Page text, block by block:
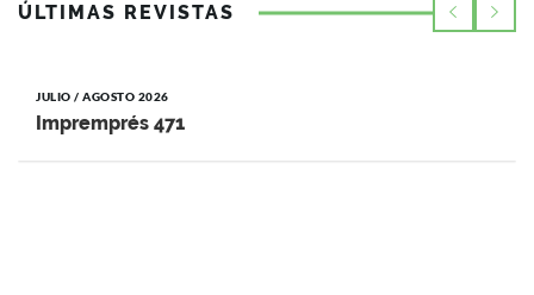
ÚLTIMAS REVISTAS
JULIO / AGOSTO 2026
Impremprés 471